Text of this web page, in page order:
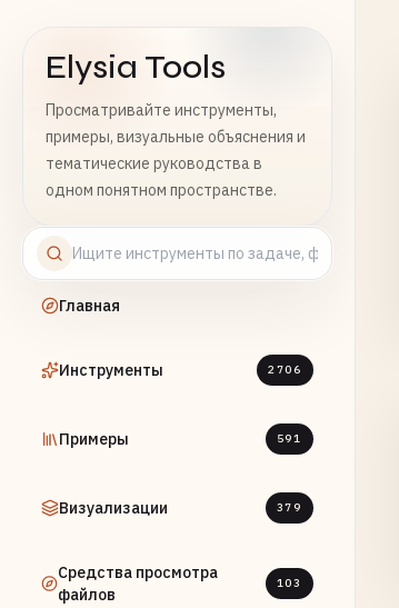
Elysia Tools
Просматривайте инструменты,
примеры, визуальные объяснения и
тематические руководства в
одном понятном пространстве.
Главная
Инструменты 2706
Примеры 591
Визуализации 379
Средства просмотра
файлов
103